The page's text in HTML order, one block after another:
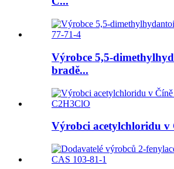
Výrobce 5,5-
bradě...
Výrobci acetylchloridu v